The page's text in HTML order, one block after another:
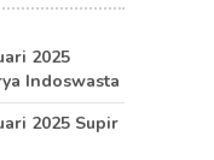
2025
Indoswasta
2025 Supir